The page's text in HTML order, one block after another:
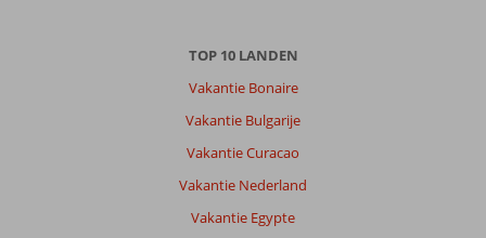
TOP 10 LANDEN
Vakantie Bonaire
Vakantie Bulgarije
Vakantie Curacao
Vakantie Nederland
Vakantie Egypte